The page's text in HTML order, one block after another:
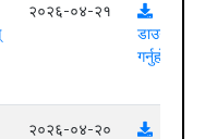
२०२६-०४-२१
डाउनलोड
गर्नुहोस्
२०२६-०४-२०